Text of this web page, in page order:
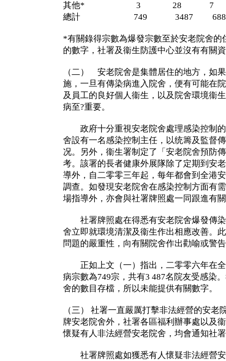
其他* 3 28 7
總計 749 3487
*有關錄得宗數為爆發宗數至於安老院舍的
的數字，社署及衞生防護中心並沒有有關
（二） 安老院舍是集體居住的地方，如
施，一旦有傳染病進入院舍，便有可能在
及員工的良好個人衞生，以及院舍環境衞
病至?重要。
政府十分重視安老院舍處理感染控制的
舍設有一名感染控制主任，以统籌及監督
况。另外，衞生署制定了「安老院舍預防
考。該署的長者健康外展隊除了定期到安
導外，自二零零三年起，每年都會到全港
調查。如發現安老院舍在感染控制方面有
場指導外，亦會與社署牌照處一同跟進有
社署牌照處在得悉有安老院舍爆發傳染
舍立即就環境清潔及衞生作出相應改善。
問題的嚴重性，向有關院舍作出勸喻或警
正如上文（一）指出，二零零六年在全
病宗數為749宗，共有3 487名院友受感染
舍的數目存檔，所以未能提供有關數字。
（三） 社署一直嚴厲打擊非法經營的安老
牌安老院舍外，社署各區福利辦事處以及
懷疑有人非法經營安老院舍，均會通知社
社署牌照處如獲悉有人懷疑非法經營安